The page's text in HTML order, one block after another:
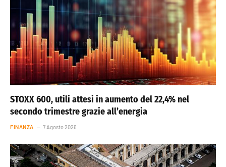
STOXX 600, utili attesi in aumento del 22,4% nel
secondo trimestre grazie all’energia
FINANZA 7 Agosto 2026